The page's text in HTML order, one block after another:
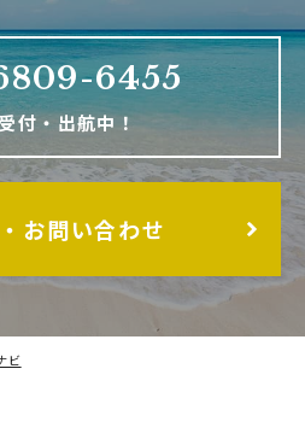
6455
付・出航中！
お問い合わせ
ビ